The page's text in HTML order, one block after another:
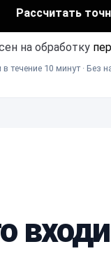
Рассчитать
на обработку
течение 10 минут · Без